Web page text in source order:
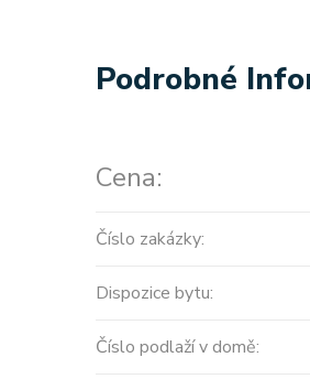
Podrobné
Cena:
Číslo zakázky:
Dispozice bytu:
Číslo podlaží v domě: